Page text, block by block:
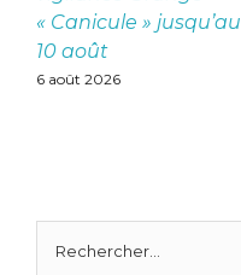
« Canicule » jusqu’au
10 août
6 août 2026
Rechercher: